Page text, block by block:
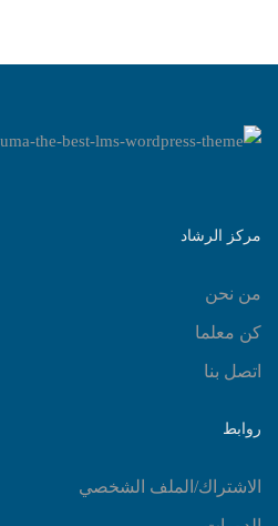
مركز الرشاد
من نحن
كن معلما
اتصل بنا
روابط
الاشتراك/الملف الشخصي